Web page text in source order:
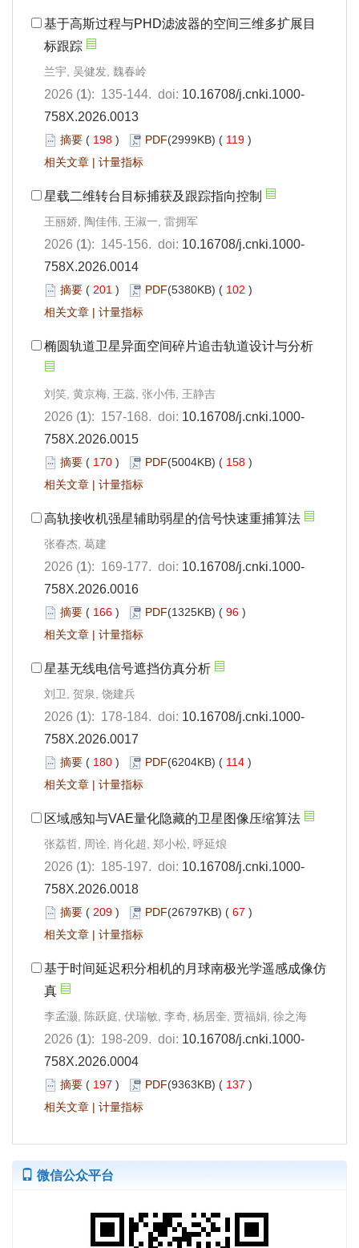
基于高斯过程与PHD滤波器的空间三维多扩展目
标跟踪
兰宇, 吴健发, 魏春岭
2026 (1): 135-144. doi: 10.16708/j.cnki.1000-
758X.2026.0013
摘要 ( 198 ) PDF(2999KB) ( 119 )
相关文章 | 计量指标
星载二维转台目标捕获及跟踪指向控制
王丽娇, 陶佳伟, 王淑一, 雷拥军
2026 (1): 145-156. doi: 10.16708/j.cnki.1000-
758X.2026.0014
摘要 ( 201 ) PDF(5380KB) ( 102 )
相关文章 | 计量指标
椭圆轨道卫星异面空间碎片追击轨道设计与分析
刘笑, 黄京梅, 王蕊, 张小伟, 王静吉
2026 (1): 157-168. doi: 10.16708/j.cnki.1000-
758X.2026.0015
摘要 ( 170 ) PDF(5004KB) ( 158 )
相关文章 | 计量指标
高轨接收机强星辅助弱星的信号快速重捕算法
张春杰, 葛建
2026 (1): 169-177. doi: 10.16708/j.cnki.1000-
758X.2026.0016
摘要 ( 166 ) PDF(1325KB) ( 96 )
相关文章 | 计量指标
星基无线电信号遮挡仿真分析
刘卫, 贺泉, 饶建兵
2026 (1): 178-184. doi: 10.16708/j.cnki.1000-
758X.2026.0017
摘要 ( 180 ) PDF(6204KB) ( 114 )
相关文章 | 计量指标
区域感知与VAE量化隐藏的卫星图像压缩算法
张荔哲, 周诠, 肖化超, 郑小松, 呼延烺
2026 (1): 185-197. doi: 10.16708/j.cnki.1000-
758X.2026.0018
摘要 ( 209 ) PDF(26797KB) ( 67 )
相关文章 | 计量指标
基于时间延迟积分相机的月球南极光学遥感成像仿
真
李孟灏, 陈跃庭, 伏瑞敏, 李奇, 杨居奎, 贾福娟, 徐之海
2026 (1): 198-209. doi: 10.16708/j.cnki.1000-
758X.2026.0004
摘要 ( 197 ) PDF(9363KB) ( 137 )
相关文章 | 计量指标
微信公众平台